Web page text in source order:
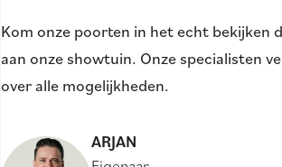
Kom onze poorten in het echt bekijken
aan onze showtuin. Onze specialisten
over alle mogelijkheden.
ARJAN